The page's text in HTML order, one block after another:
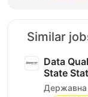
Similar
Data
State
Державна